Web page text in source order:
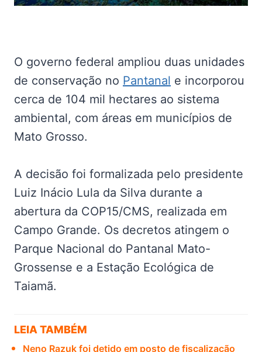
O governo federal ampliou duas unidades
de conservação no Pantanal e incorporou
cerca de 104 mil hectares ao sistema
ambiental, com áreas em municípios de
Mato Grosso.
A decisão foi formalizada pelo presidente
Luiz Inácio Lula da Silva durante a
abertura da COP15/CMS, realizada em
Campo Grande. Os decretos atingem o
Parque Nacional do Pantanal Mato-
Grossense e a Estação Ecológica de
Taiamã.
LEIA TAMBÉM
Neno Razuk foi detido em posto de fiscalização